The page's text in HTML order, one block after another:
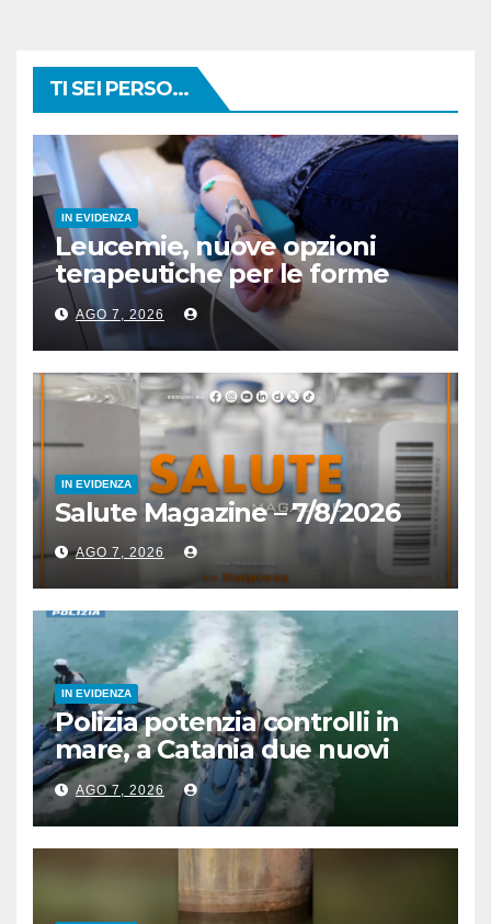
TI SEI PERSO...
IN EVIDENZA
Leucemie, nuove opzioni
terapeutiche per le forme
acute
AGO 7, 2026
IN EVIDENZA
Salute Magazine – 7/8/2026
AGO 7, 2026
IN EVIDENZA
Polizia potenzia controlli in
mare, a Catania due nuovi
acquascooter
AGO 7, 2026